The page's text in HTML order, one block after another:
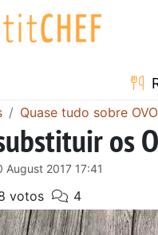
Quase tudo sobre
os
August 2017 17:41